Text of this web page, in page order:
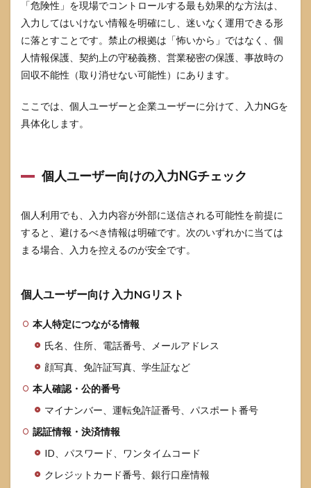
「危険性」を現場でコントロールする最も効果的な方法は、
入力してはいけない情報を明確にし、迷いなく運用できる形
に落とすことです。禁止の根拠は「怖いから」ではなく、個
人情報保護、契約上の守秘義務、営業秘密の保護、事故時の
回収不能性（取り消せない可能性）にあります。
ここでは、個人ユーザーと企業ユーザーに分けて、入力NGを
具体化します。
個人ユーザー向けの入力NGチェック
個人利用でも、入力内容が外部に送信される可能性を前提に
すると、避けるべき情報は明確です。次のいずれかに当ては
まる場合、入力を控えるのが安全です。
個人ユーザー向け 入力NGリスト
本人特定につながる情報
氏名、住所、電話番号、メールアドレス
顔写真、免許証写真、学生証など
本人確認・公的番号
マイナンバー、運転免許証番号、パスポート番号
認証情報・決済情報
ID、パスワード、ワンタイムコード
クレジットカード番号、銀行口座情報